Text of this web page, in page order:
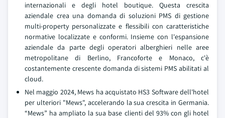
internazionali e degli hotel boutique. Questa crescita
aziendale crea una domanda di soluzioni PMS di gestione
multi-property personalizzate e flessibili con caratteristiche
normative localizzate e conformi. Insieme con l'espansione
aziendale da parte degli operatori alberghieri nelle aree
metropolitane di Berlino, Francoforte e Monaco, c'è
costantemente crescente domanda di sistemi PMS abilitati al
cloud.
Nel maggio 2024, Mews ha acquistato HS3 Software dell'hotel
per ulteriori "Mews", accelerando la sua crescita in Germania.
“Mews” ha ampliato la sua base clienti del 93% con gli hotel